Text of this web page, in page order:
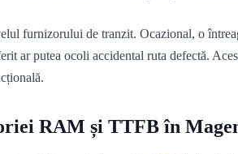
furnizorului de tranzit. Ocazional, o
ar putea ocoli accidental ruta defectă.
RAM și TTFB în